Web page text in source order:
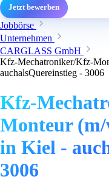
Jetzt bewerben
Jobbörse
Unternehmen
CARGLASS GmbH
Kfz-Mechatroniker/Kfz-
auchalsQuereinstieg - 3006
Kfz-
Monteur (m/
in Kiel -
3006